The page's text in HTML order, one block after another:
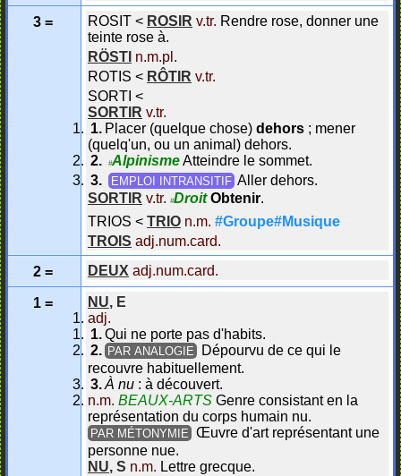
3 =
ROSIT < ROSIR v.tr. Rendre rose, donner une
teinte rose à.
RÖSTI n.m.pl.
ROTIS < RÔTIR v.tr.
SORTI <
SORTIR v.tr.
Placer (quelque chose) dehors ; mener
(quelq'un, ou un animal) dehors.
#AlpinismeAtteindre le sommet.
EMPLOI INTRANSITIF Aller dehors.
SORTIR v.tr. #Droit Obtenir.
TRIOS < TRIO n.m. #Groupe#Musique
TROIS adj.num.card.
2 =
DEUX adj.num.card.
1 =
NU, E
adj.
Qui ne porte pas d'habits.
PAR ANALOGIE
Dépourvu de ce qui le
recouvre habituellement.
À nu : à découvert.
n.m. BEAUX-ARTS Genre consistant en la
représentation du corps humain nu.
PAR MÉTONYMIE Œuvre d'art représentant une
personne nue.
NU, S n.m. Lettre grecque.